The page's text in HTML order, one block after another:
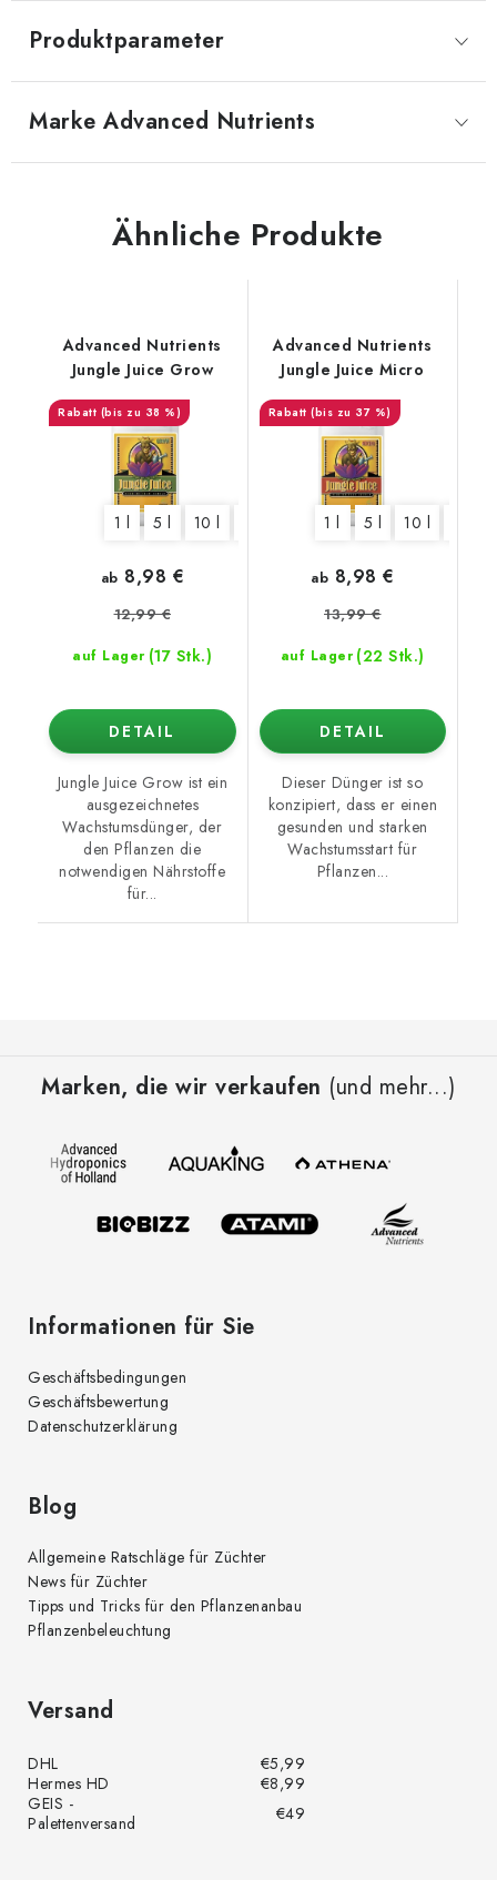
Produktparameter
Marke Advanced Nutrients
Ähnliche Produkte
Advanced Nutrients
Jungle Juice Grow
(bis zu 38 %)
1 l 5 l 10 l
auf Lager (17 Stk.)
ab 8,98 €
12,99 €
DETAIL
Jungle Juice Grow ist ein
ausgezeichnetes
Wachstumsdünger, der
den Pflanzen die
notwendigen Nährstoffe
für...
Advanced Nutrients
Jungle Juice Micro
(bis zu 37 %)
1 l 5 l 10 l
auf Lager (22 Stk.)
ab 8,98 €
13,99 €
DETAIL
Dieser Dünger ist so
konzipiert, dass er einen
gesunden und starken
Wachstumsstart für
Pflanzen...
Marken, die wir verkaufen (und mehr...)
Informationen für Sie
Geschäftsbedingungen
Geschäftsbewertung
Datenschutzerklärung
Blog
Allgemeine Ratschläge für Züchter
News für Züchter
Tipps und Tricks für den Pflanzenanbau
Pflanzenbeleuchtung
Versand
DHL
€5,99
Hermes HD
€8,99
GEIS -
Palettenversand
€49